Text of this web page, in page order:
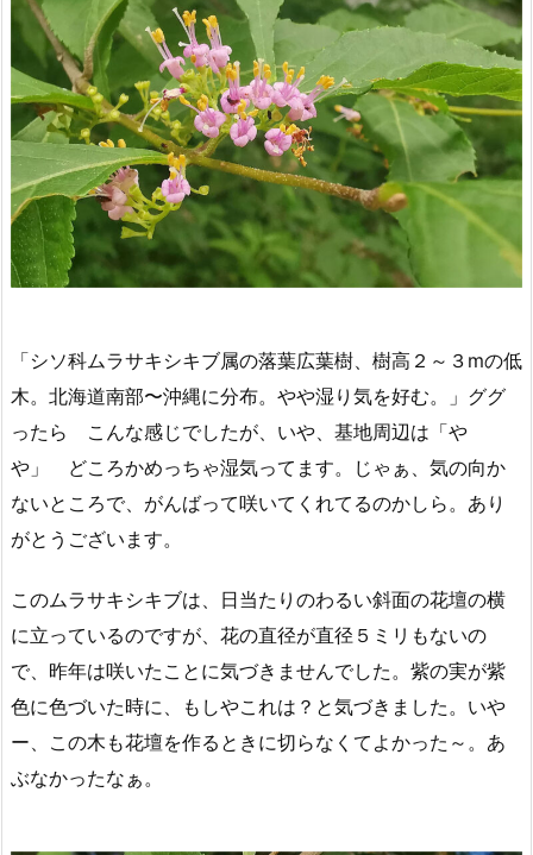
「シソ科ムラサキシキブ属の落葉広葉樹、樹高２～３mの低
木。北海道南部〜沖縄に分布。やや湿り気を好む。」ググ
ったら こんな感じでしたが、いや、基地周辺は「や
や」 どころかめっちゃ湿気ってます。じゃぁ、気の向か
ないところで、がんばって咲いてくれてるのかしら。あり
がとうございます。
このムラサキシキブは、日当たりのわるい斜面の花壇の横
に立っているのですが、花の直径が直径５ミリもないの
で、昨年は咲いたことに気づきませんでした。紫の実が紫
色に色づいた時に、もしやこれは？と気づきました。いや
ー、この木も花壇を作るときに切らなくてよかった～。あ
ぶなかったなぁ。